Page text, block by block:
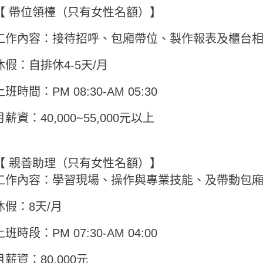
帶位領檯（只有女性名額）】
作內容：接待招呼、包廂帶位、製作報表及櫃台
假：自排休4-5天/月
班時間：PM 08:30-AM 05:30
薪資：40,000~55,000元以上
親善助理（只有女性名額）】
作內容：學習現場、操作與專業技能、及帶動包廂
假：8天/月
班時段：PM 07:30-AM 04:00
薪資：80,000元